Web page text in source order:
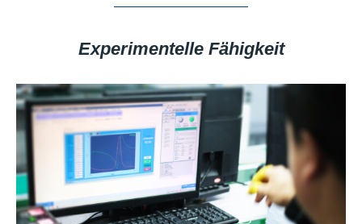
Experimentelle Fähigkeit